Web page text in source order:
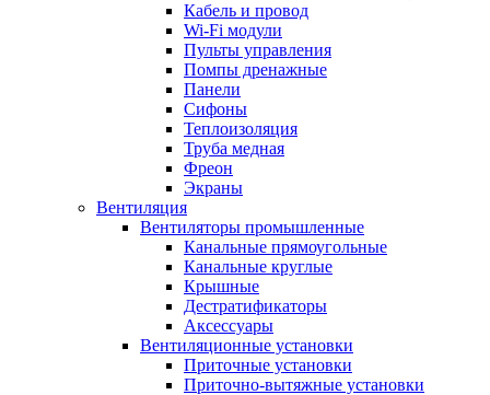
Кабель и провод
Wi-Fi модули
Пульты управления
Помпы дренажные
Панели
Сифоны
Теплоизоляция
Труба медная
Фреон
Экраны
Вентиляция
Вентиляторы промышленные
Канальные прямоугольные
Канальные круглые
Крышные
Дестратификаторы
Аксессуары
Вентиляционные установки
Приточные установки
Приточно-вытяжные установки